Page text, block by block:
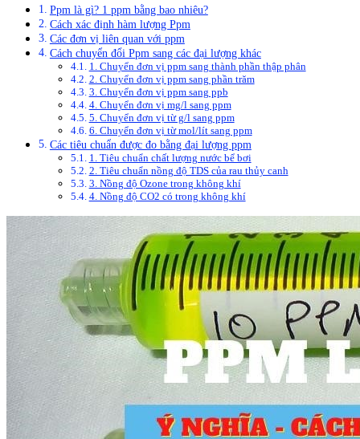
Ppm là gì? 1 ppm bằng bao nhiêu?
Cách xác định hàm lượng Ppm
Các đơn vị liên quan với ppm
Cách chuyển đổi Ppm sang các đại lượng khác
1. Chuyển đơn vị ppm sang thành phần thập phân
2. Chuyển đơn vị ppm sang phần trăm
3. Chuyển đơn vị ppm sang ppb
4. Chuyển đơn vị mg/l sang ppm
5. Chuyển đơn vị từ g/l sang ppm
6. Chuyển đơn vị từ mol/lít sang ppm
Các tiêu chuẩn được đo bằng đại lượng ppm
1. Tiêu chuẩn chất lượng nước bể bơi
2. Tiêu chuẩn nồng độ TDS của rau thủy canh
3. Nồng độ Ozone trong không khí
4. Nồng độ CO2 có trong không khí